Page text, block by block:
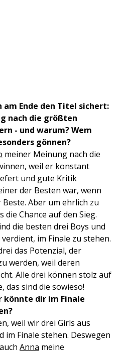
am Ende den Titel sichert:
nach die größten
- und warum? Wem
gönnen?
meiner Meinung nach die
weil er konstant
und gute Kritik
der Besten war, wenn
Aber um ehrlich zu
die Chance auf den Sieg.
die besten drei Boys und
im Finale zu stehen.
das Potenzial, der
werden, weil deren
Alle drei können stolz auf
das sind die sowieso!
könnte dir im Finale
weil wir drei Girls aus
im Finale stehen. Deswegen
Anna meine